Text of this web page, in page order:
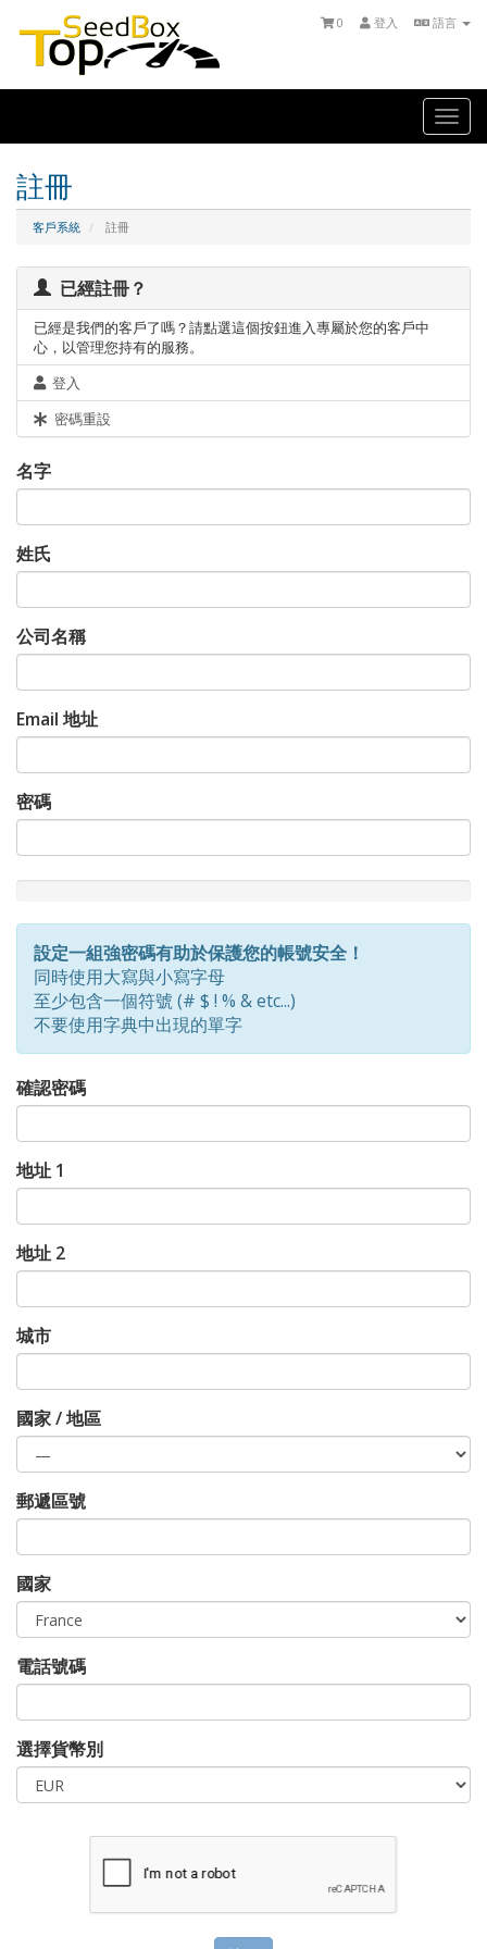
語言
登入
0
註冊
客戶系統 註冊
已經註冊？
已經是我們的客戶了嗎？請點選這個按鈕進入專屬於您的客戶中
心，以管理您持有的服務。
登入
密碼重設
名字
姓氏
公司名稱
Email 地址
密碼
Rating:
0%設定一組強密碼有助於保護您的帳號安全！
同時使用大寫與小寫字母
至少包含一個符號 (# $ ! % & etc...)
不要使用字典中出現的單字
確認密碼
地址 1
地址 2
城市
國家 / 地區
郵遞區號
國家
電話號碼
選擇貨幣別